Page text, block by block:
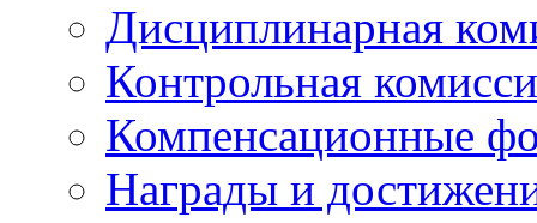
Дисциплинарная
Контрольная
Компенсационные
Награды и